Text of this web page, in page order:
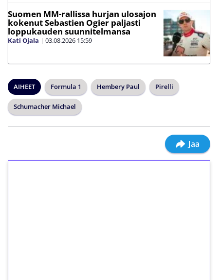
Suomen MM-rallissa hurjan ulosajon
kokenut Sebastien Ogier paljasti
loppukauden suunnitelmansa
Kati Ojala | 03.08.2026 15:59
AIHEET Formula 1 Hembery Paul Pirelli
Schumacher Michael
Jaa